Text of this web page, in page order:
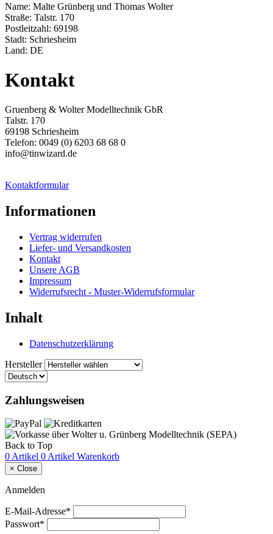
Name: Malte Grünberg und Thomas Wolter
Straße: Talstr. 170
Postleitzahl: 69198
Stadt: Schriesheim
Land: DE
Kontakt
Gruenberg & Wolter Modelltechnik GbR
Talstr. 170
69198 Schriesheim
Telefon: 0049 (0) 6203 68 68 0
info@tinwizard.de
Kontaktformular
Informationen
Vertrag widerrufen
Liefer- und Versandkosten
Kontakt
Unsere AGB
Impressum
Widerrufsrecht - Muster-Widerrufsformular
Inhalt
Datenschutzerklärung
Hersteller
Zahlungsweisen
Back to Top
0 Artikel 0 Artikel Warenkorb
× Close
Anmelden
E-Mail-Adresse*
Passwort*